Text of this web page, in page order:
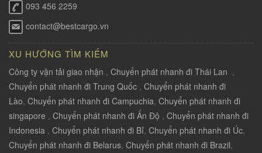
093 456 2259
contact@bestcargo.vn
XU HƯỚNG TÌM KIẾM
Công ty vận tải giao nhận , Chuyển phát nhanh đi Thái Lan ,
Chuyển phát nhanh đi Trung Quốc , Chuyển phát nhanh đi
Lào, Chuyển phát nhanh đi Campuchia, Chuyển phát nhanh đi
singapore , Chuyển phát nhanh đi Ấn Độ , Chuyển phát nhanh đi
Indonesia , Chuyển phát nhanh đi Bỉ, Chuyển phát nhanh đi Úc,
Chuyển phát nhanh đi Belarus, Chuyển phát nhanh đi Brazil,